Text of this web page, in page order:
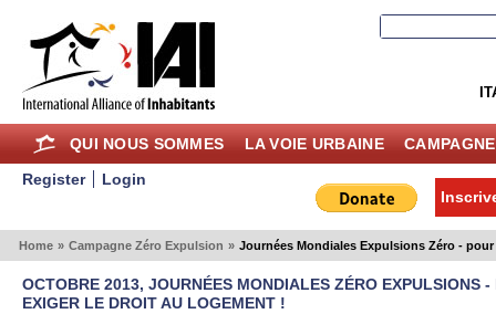
QUI NOUS SOMMES LA VOIE URBAINE
Register
Login
Home » Campagne Zéro Expulsion » Journées Mondiales Expulsions Zéro -
OCTOBRE 2013, JOURNÉES MONDIALES ZÉRO EXPULSIONS
EXIGER LE DROIT AU LOGEMENT !